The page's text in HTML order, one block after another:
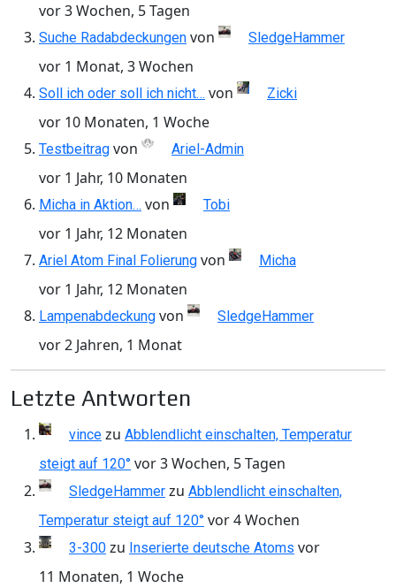
vor 3 Wochen, 5 Tagen
Suche Radabdeckungen von SledgeHammer
vor 1 Monat, 3 Wochen
Soll ich oder soll ich nicht… von Zicki
vor 10 Monaten, 1 Woche
Testbeitrag von Ariel-Admin
vor 1 Jahr, 10 Monaten
Micha in Aktion… von Tobi
vor 1 Jahr, 12 Monaten
Ariel Atom Final Folierung von Micha
vor 1 Jahr, 12 Monaten
Lampenabdeckung von SledgeHammer
vor 2 Jahren, 1 Monat
Letzte Antworten
vince zu Abblendlicht einschalten, Temperatur
steigt auf 120° vor 3 Wochen, 5 Tagen
SledgeHammer zu Abblendlicht einschalten,
Temperatur steigt auf 120° vor 4 Wochen
3-300 zu Inserierte deutsche Atoms vor
11 Monaten, 1 Woche